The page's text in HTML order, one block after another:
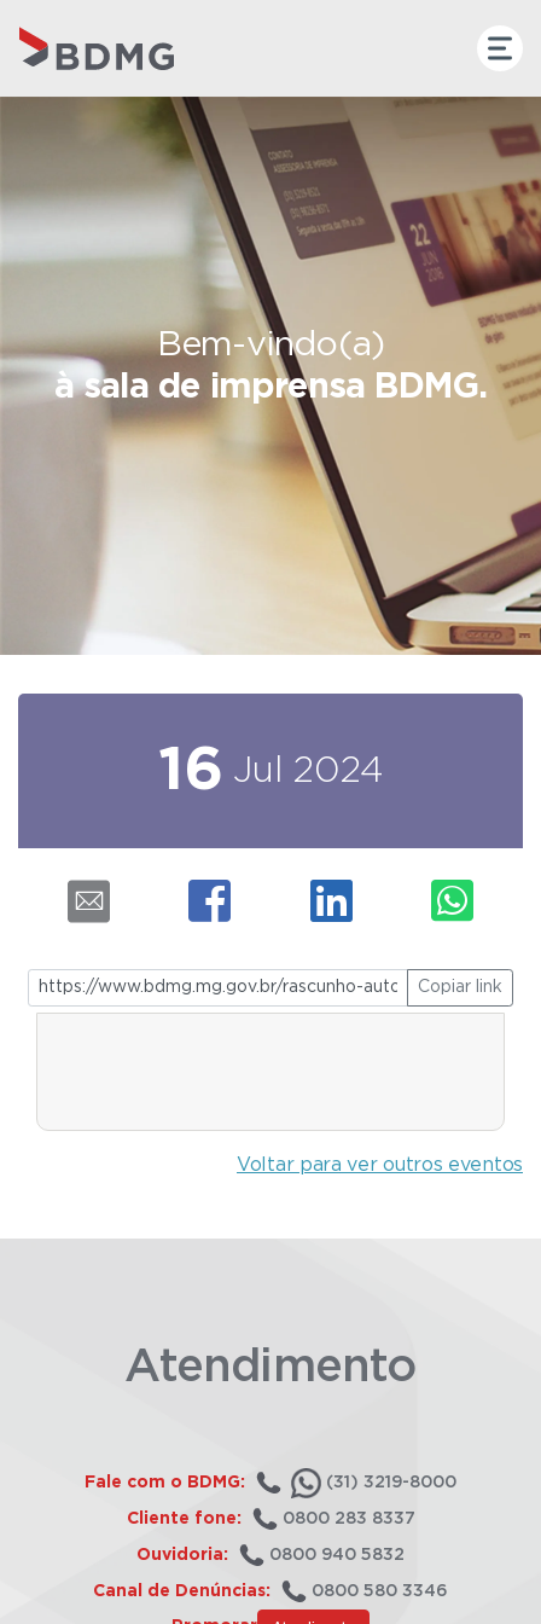
Bem-vindo(a)
à sala de imprensa BDMG.
16 Jul 2024
Copiar link
Voltar para ver outros eventos
Atendimento
Fale com o BDMG: (31) 3219-8000
Cliente fone: 0800 283 8337
Ouvidoria: 0800 940 5832
Canal de Denúncias: 0800 580 3346